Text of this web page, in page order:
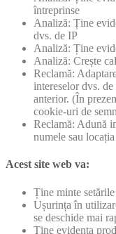
întreprinse
Analiză: Ține
dvs. de IP
Analiză: Ține
Analiză: Crește
Reclamă:
intereselor dvs.
anterior. (În
cookie-uri de
Reclamă: Adună
numele sau locația
Acest site web va:
Ține minte
Ușurința în
se deschide mai
Ține evidența